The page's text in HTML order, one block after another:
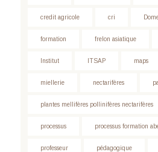
credit agricole cri
formation frelon asiatique
Institut ITSAP maps
miellerie nectarifères
plantes mellifères pollinifères nectarifères
processus processus formation
professeur pédagogique